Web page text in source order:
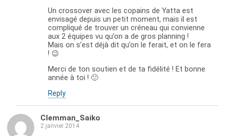
Un crossover avec les copains de Yatta est
envisagé depuis un petit moment, mais il est
compliqué de trouver un créneau qui convienne
aux 2 équipes vu qu’on a de gros planning !
Mais on s’est déjà dit qu’on le ferait, et on le fera
! 😉
Merci de ton soutien et de ta fidélité ! Et bonne
année à toi ! 🙂
Reply
Clemman_Saiko
2 janvier 2014